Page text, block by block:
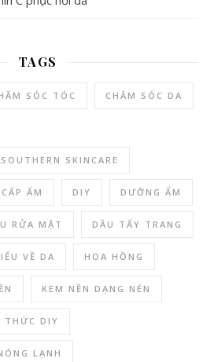
TAGS
SÓC TÓC CHĂM SÓC DA
SKINCARE
CẤP ẨM DIY DƯỠNG ẨM
RỬA MẶT DẦU TẨY TRANG
VỀ DA HOA HỒNG
KEM NỀN DẠNG NÉN
THỨC DIY
LẠNH